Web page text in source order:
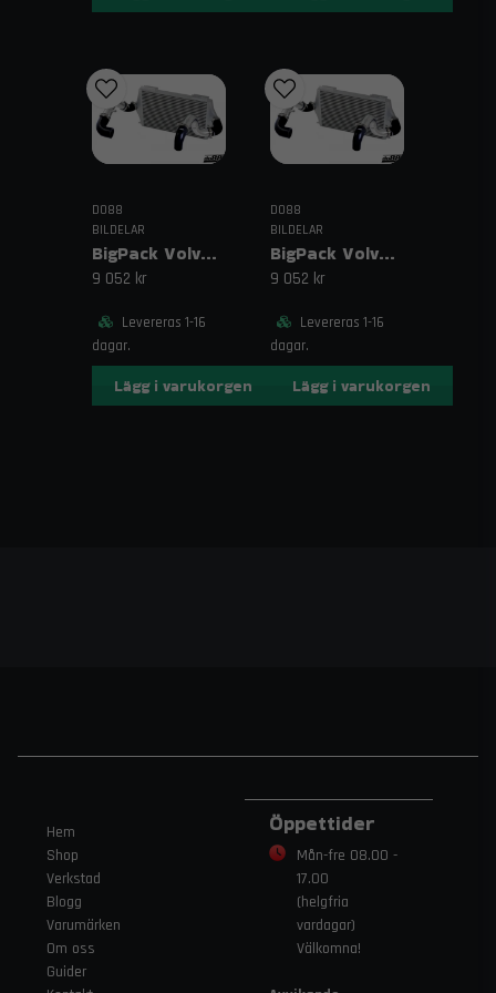
DO88
BILDELAR
BigPack Volvo 740/940 Turbo (92–98) Svart – 63 mm spjällhus
9 052 kr
Levereras 1-16
dagar.
Lägg i varukorgen
DO88
BILDELAR
BigPack Volvo 740/940 Turbo (92–98) Svart – 76 mm spjällhus
9 052 kr
Levereras 1-16
dagar.
Lägg i varukorgen
Hem
Shop
Verkstad
Blogg
Varumärken
Om oss
Guider
Öppettider
Mån-fre 08.00 -
17.00
(helgfria
vardagar)
Välkomna!